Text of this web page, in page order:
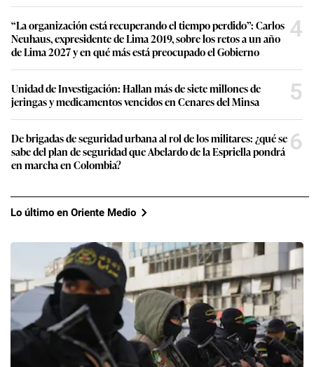
“La organización está recuperando el tiempo perdido”: Carlos
Neuhaus, expresidente de Lima 2019, sobre los retos a un año
de Lima 2027 y en qué más está preocupado el Gobierno
4
Unidad de Investigación: Hallan más de siete millones de
jeringas y medicamentos vencidos en Cenares del Minsa
5
De brigadas de seguridad urbana al rol de los militares: ¿qué se
sabe del plan de seguridad que Abelardo de la Espriella pondrá
en marcha en Colombia?
6
Lo último en Oriente Medio